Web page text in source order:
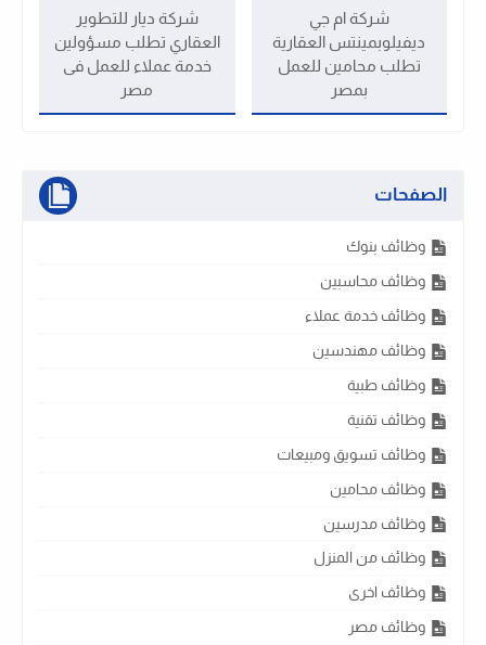
شركة ام جي
ديفيلوبمينتس العقارية
تطلب محامين للعمل
بمصر
شركة ديار للتطوير
العقاري تطلب مسؤولين
خدمة عملاء للعمل فى
مصر
الصفحات
وظائف بنوك
وظائف محاسبين
وظائف خدمة عملاء
وظائف مهندسين
وظائف طبية
وظائف تقنية
وظائف تسويق ومبيعات
وظائف محامين
وظائف مدرسين
وظائف من المنزل
وظائف اخرى
وظائف مصر